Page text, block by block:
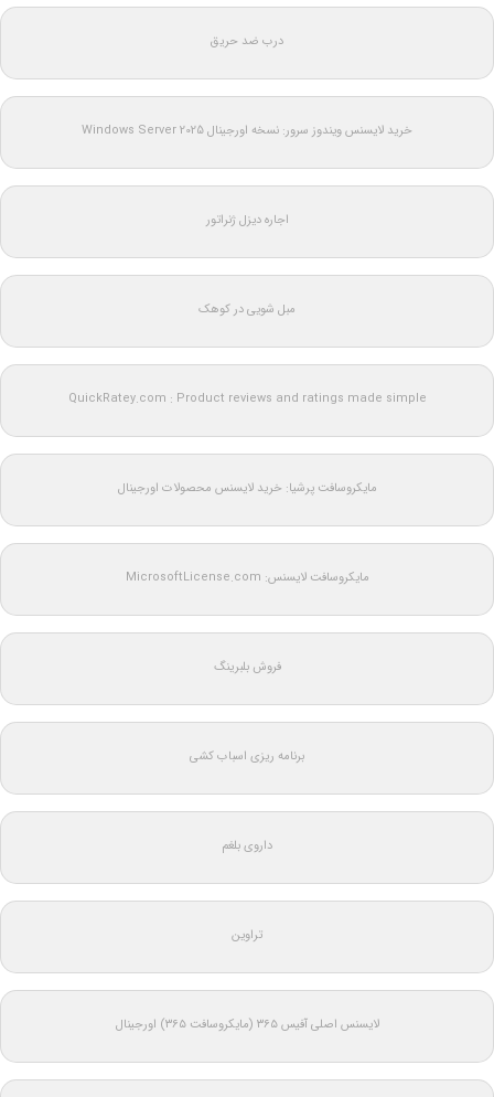
درب ضد حریق
خرید لایسنس ویندوز سرور: نسخه اورجینال Windows Server 2025
اجاره دیزل ژنراتور
مبل شویی در کوهک
QuickRatey.com : Product reviews and ratings made simple
مایکروسافت پرشیا: خرید لایسنس محصولات اورجینال
مایکروسافت لایسنس: MicrosoftLicense.com
فروش بلبرینگ
برنامه ریزی اسباب کشی
داروی بلغم
تراوین
لایسنس اصلی آفیس ۳۶۵ (مایکروسافت ۳۶۵) اورجینال